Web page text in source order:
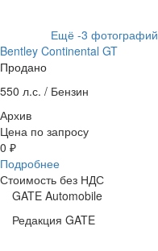
Ещё -3 фотографий
Bentley Continental GT
Продано
550 л.с. / Бензин
Архив
Цена по запросу
0 ₽
Подробнее
Стоимость без НДС
GATE Automobile
Редакция GATE